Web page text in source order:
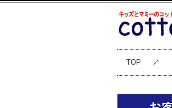
TOP